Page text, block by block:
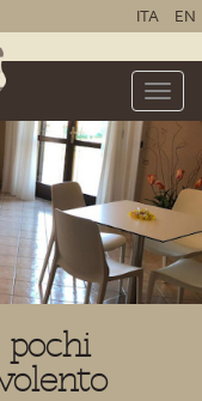
ITA EN
Toggle